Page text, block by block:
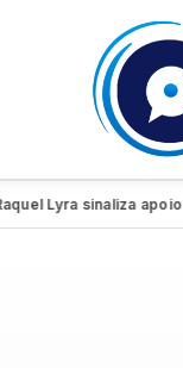
sinaliza apoio a Lula●